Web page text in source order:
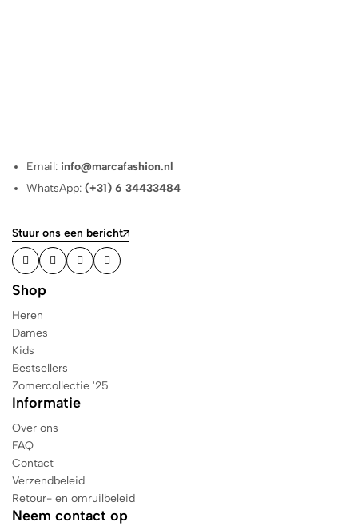
Email: info@marcafashion.nl
WhatsApp:(+31) 6 34433484
Stuur ons een bericht
Shop
Heren
Dames
Kids
Bestsellers
Zomercollectie '25
Informatie
Over ons
FAQ
Contact
Verzendbeleid
Retour- en omruilbeleid
Neem contact op